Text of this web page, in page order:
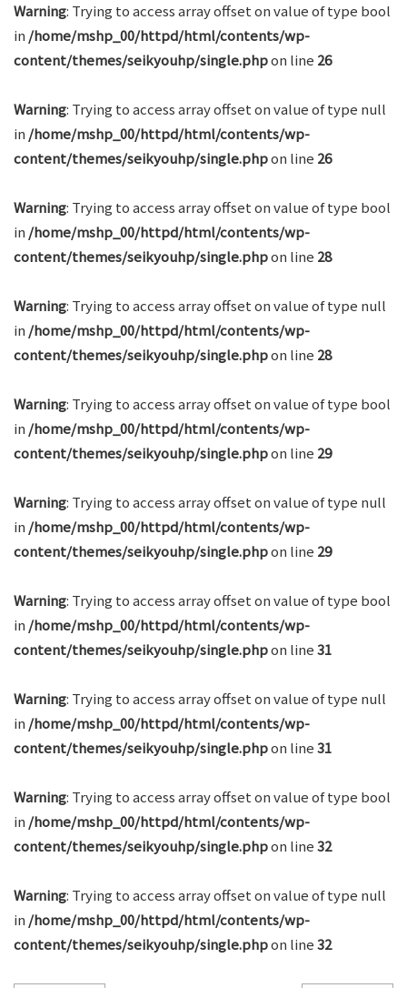
Warning: Trying to access array offset on value of type bool
in /home/mshp_00/httpd/html/contents/wp-
content/themes/seikyouhp/single.phpon line 26
Warning: Trying to access array offset on value of type null
in /home/mshp_00/httpd/html/contents/wp-
content/themes/seikyouhp/single.phpon line 26
Warning: Trying to access array offset on value of type bool
in /home/mshp_00/httpd/html/contents/wp-
content/themes/seikyouhp/single.phpon line 28
Warning: Trying to access array offset on value of type null
in /home/mshp_00/httpd/html/contents/wp-
content/themes/seikyouhp/single.phpon line 28
Warning: Trying to access array offset on value of type bool
in /home/mshp_00/httpd/html/contents/wp-
content/themes/seikyouhp/single.phpon line 29
Warning: Trying to access array offset on value of type null
in /home/mshp_00/httpd/html/contents/wp-
content/themes/seikyouhp/single.phpon line 29
Warning: Trying to access array offset on value of type bool
in /home/mshp_00/httpd/html/contents/wp-
content/themes/seikyouhp/single.phpon line31
Warning: Trying to access array offset on value of type null
in /home/mshp_00/httpd/html/contents/wp-
content/themes/seikyouhp/single.phpon line31
Warning: Trying to access array offset on value of type bool
in /home/mshp_00/httpd/html/contents/wp-
content/themes/seikyouhp/single.phpon line32
Warning: Trying to access array offset on value of type null
in /home/mshp_00/httpd/html/contents/wp-
content/themes/seikyouhp/single.phpon line32